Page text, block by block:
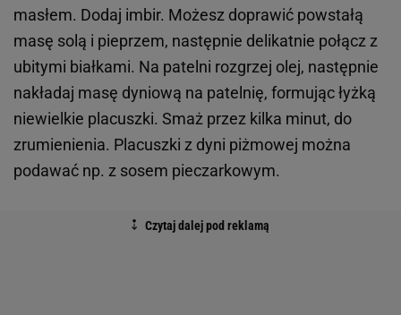
masłem. Dodaj imbir. Możesz doprawić powstałą
masę solą i pieprzem, następnie delikatnie połącz z
ubitymi białkami. Na patelni rozgrzej olej, następnie
nakładaj masę dyniową na patelnię, formując łyżką
niewielkie placuszki. Smaż przez kilka minut, do
zrumienienia. Placuszki z dyni piżmowej można
podawać np. z sosem pieczarkowym.